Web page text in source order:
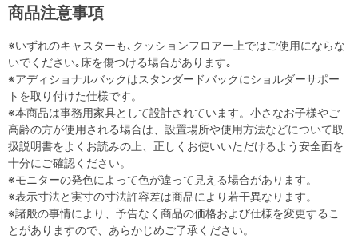
商品注意事項
※いずれのキャスターも､クッションフロアー上ではご使用にならな
いでください｡床を傷つける場合があります｡
※アディショナルバックはスタンダードバックにショルダーサポー
トを取り付けた仕様です。
※本商品は事務用家具として設計されています。小さなお子様やご
高齢の方が使用される場合は、設置場所や使用方法などについて取
扱説明書をよくお読みの上、正しくお使いいただけるよう安全面を
十分にご確認ください。
※モニターの発色によって色が違って見える場合があります。
※表示寸法と実寸の寸法許容差は商品により若干異なります。
※諸般の事情により、予告なく商品の価格および仕様を変更するこ
とがありますので、あらかじめご了承ください。